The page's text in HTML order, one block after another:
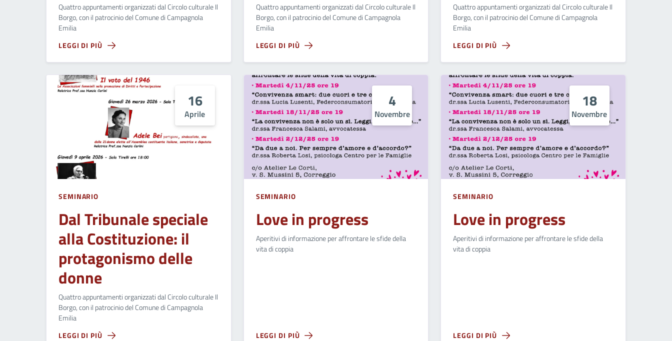
Quattro appuntamenti organizzati dal Circolo culturale Il
Borgo, con il patrocinio del Comune di Campagnola
Emilia
LEGGI DI PIÙ
Quattro appuntamenti organizzati dal Circolo culturale Il
Borgo, con il patrocinio del Comune di Campagnola
Emilia
LEGGI DI PIÙ
Quattro appuntamenti organizzati dal Circolo culturale Il
Borgo, con il patrocinio del Comune di Campagnola
Emilia
LEGGI DI PIÙ
16
Aprile
SEMINARIO
Dal Tribunale speciale
alla Costituzione: il
protagonismo delle
donne
Quattro appuntamenti organizzati dal Circolo culturale Il
Borgo, con il patrocinio del Comune di Campagnola
Emilia
LEGGI DI PIÙ
4
Novembre
SEMINARIO
Love in progress
Aperitivi di informazione per affrontare le sfide della
vita di coppia
LEGGI DI PIÙ
18
Novembre
SEMINARIO
Love in progress
Aperitivi di informazione per affrontare le sfide della
vita di coppia
LEGGI DI PIÙ